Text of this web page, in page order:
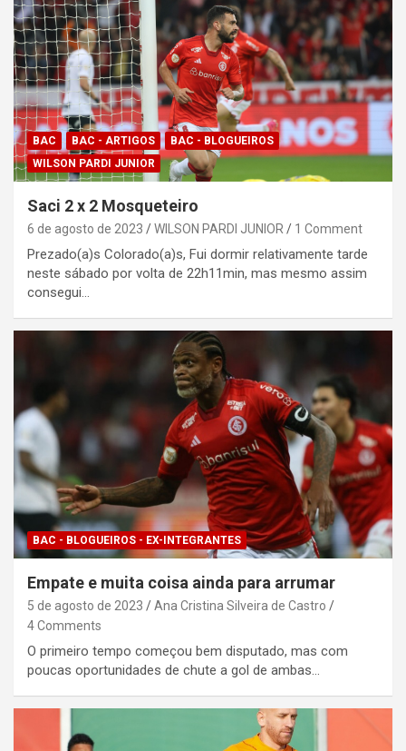
BAC BAC - ARTIGOS
BAC - BLOGUEIROS
WILSON PARDI JUNIOR
Saci 2 x 2 Mosqueteiro
6 de agosto de 2023 WILSON PARDI JUNIOR 1 Comment
Prezado(a)s Colorado(a)s, Fui dormir relativamente tarde
neste sábado por volta de 22h11min, mas mesmo assim
consegui…
BAC - BLOGUEIROS - EX-INTEGRANTES
Empate e muita coisa ainda para arrumar
5 de agosto de 2023
Ana Cristina Silveira de Castro
4 Comments
O primeiro tempo começou bem disputado, mas com
poucas oportunidades de chute a gol de ambas…